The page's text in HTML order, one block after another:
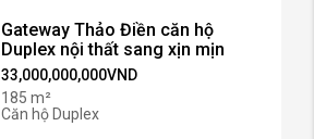
Gateway Thảo Điền căn hộ
Duplex nội thất sang xịn mịn
33,000,000,000VND
185 m²
Căn hộ Duplex